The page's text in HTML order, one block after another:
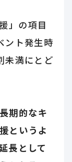
」の項目
ント発生時
未満にとど
期的なキ
というよ
長として